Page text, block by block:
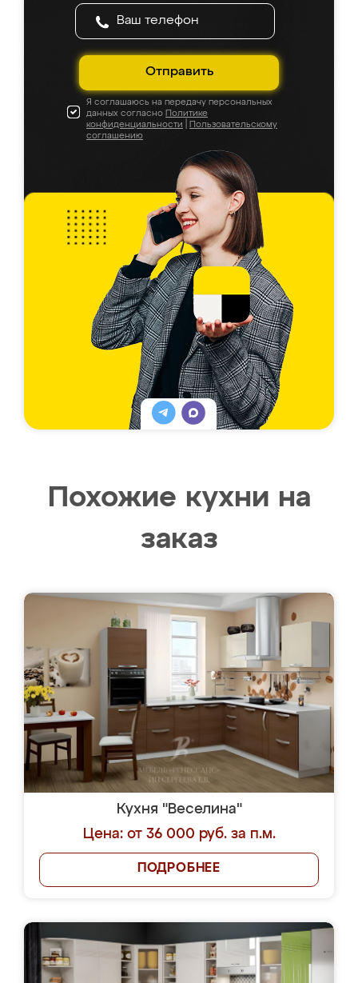
Отправить
Я соглашаюсь на передачу персональных
данных согласно Политике
конфиденциальности
Пользовательскому
соглашению
Похожие кухни на
заказ
Кухня "Веселина"
Цена: от 36 000 руб. за п.м.
ПОДРОБНЕЕ